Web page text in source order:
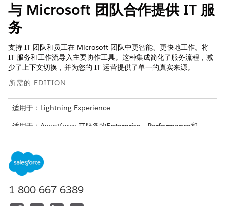
与 Microsoft 团队合作提供 IT 服
务
支持 IT 团队和员工在 Microsoft 团队中更智能、更快地工作。将
IT 服务和工作流导入主要协作工具。这种集成简化了服务流程，减
少了上下文切换，并为您的 IT 运营提供了单一的真实来源。
所需的 EDITION
适用于：Lightning Experience
适用于：Agentforce IT服务的Enterprise Performance和
使用 Salesforce IT Service MS 团队应用程序
员工可以使用 Salesforce IT 服务直接在 Microsoft 团队中管理
IT 请求。员工可以从服务目录中创建事件并请求项目。他们可
以使用 Agentforce AI 帮助或通过直接访问应用程序中的支持
1-800-667-6389